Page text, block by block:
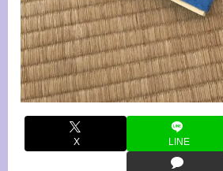
X LINE